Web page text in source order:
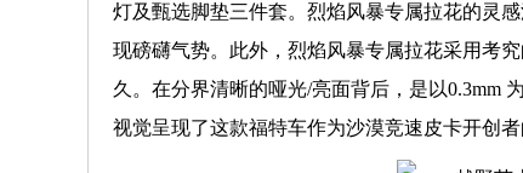
灯及甄选脚垫三件套。烈焰风暴专属拉花的灵
现磅礴气势。此外，烈焰风暴专属拉花采用考
久。在分界清晰的哑光/亮面背后，是以0.3mm
视觉呈现了这款福特车作为沙漠竞速皮卡开创者